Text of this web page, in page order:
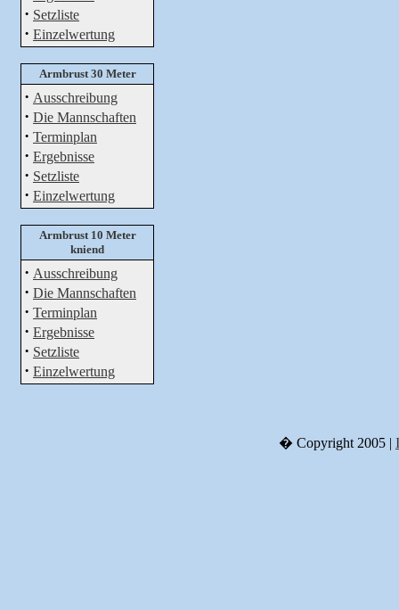
· Setzliste
· Einzelwertung
Armbrust 30 Meter
· Ausschreibung
· Die Mannschaften
· Terminplan
· Ergebnisse
· Setzliste
· Einzelwertung
Armbrust 10 Meter
kniend
· Ausschreibung
· Die Mannschaften
· Terminplan
· Ergebnisse
· Setzliste
· Einzelwertung
� Copyright 2005 |